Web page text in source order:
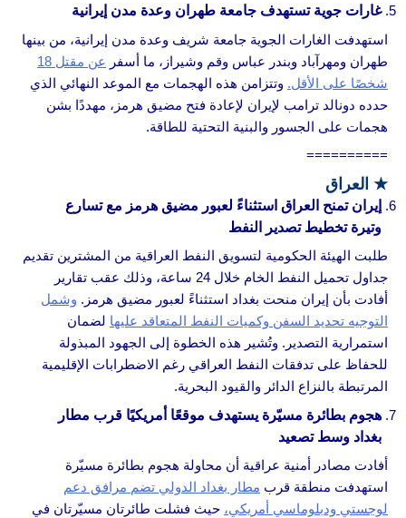
غارات جوية تستهدف جامعة طهران وعدة مدن إيرانية
استهدفت الغارات الجوية جامعة شريف وعدة مدن إيرانية، من بينها
طهران ومهرآباد وبندر عباس وقم وشيراز، ما أسفر
عن مقتل 18
شخصًا على الأقل. وتتزامن هذه الهجمات مع الموعد النهائي الذي
حدده دونالد ترامب لإيران لإعادة فتح مضيق هرمز، مهددًا بشن
هجمات على الجسور والبنية التحتية للطاقة.
==========
★ العراق
إيران تمنح العراق استثناءً لعبور مضيق هرمز مع تسارع
وتيرة تخطيط تصدير النفط
طلبت الهيئة الحكومية لتسويق النفط العراقية من المشترين تقديم
جداول تحميل النفط الخام خلال 24 ساعة، وذلك عقب تقارير
أفادت بأن إيران منحت بغداد استثناءً لعبور مضيق هرمز. وشمل
التوجيه تحديد السفن وكميات النفط المتعاقد عليها لضمان
استمرارية التصدير. وتُشير هذه الخطوة إلى الجهود المبذولة
للحفاظ على تدفقات النفط العراقي رغم الاضطرابات الإقليمية
المرتبطة بالنزاع الدائر والقيود البحرية.
هجوم بطائرة مسيّرة يستهدف موقعًا أمريكيًا قرب مطار
بغداد وسط تصعيد
أفادت مصادر أمنية عراقية أن محاولة هجوم بطائرة مسيّرة
استهدفت منطقة قرب مطار بغداد الدولي تضم مرافق دعم
لوجستي ودبلوماسي أمريكي، حيث فشلت طائرتان مسيّرتان في